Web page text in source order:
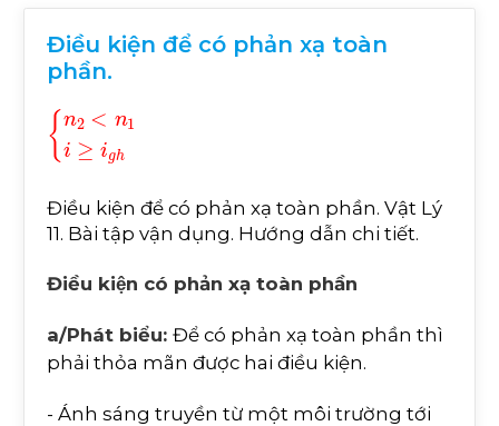
Điều kiện để có phản xạ toàn
phần.
n 2< n1 i≥i
Điều kiện để có phản xạ toàn phần. Vật Lý
11. Bài tập vận dụng. Hướng dẫn chi tiết.
Điều kiện có phản xạ toàn phần
a/Phát biểu: Để có phản xạ toàn phần thì
phải thỏa mãn được hai điều kiện.
- Ánh sáng truyền từ một môi trường tới